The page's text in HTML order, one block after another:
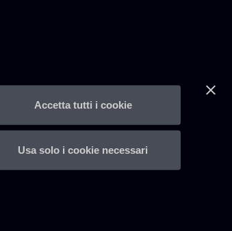
Accetta tutti i cookie
Usa solo i cookie necessari